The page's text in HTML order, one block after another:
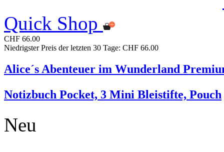
Quick Shop
CHF 66.00
Niedrigster Preis der letzten 30 Tage: CHF 66.00
Alice´s Abenteuer im Wunderland
Notizbuch Pocket, 3 Mini Bleistifte, Pouch
Neu